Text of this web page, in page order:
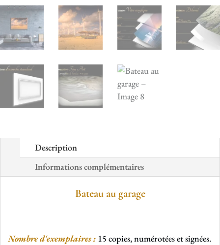
Description
Informations complémentaires
Bateau au garage
Nombre d'exemplaires : 15 copies, numérotées et signées.